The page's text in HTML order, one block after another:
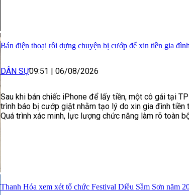
Bán điện thoại rồi dựng chuyện bị cướp để xin tiền gia
DÂN SỰ09:51 06/08/2026
Sau khi bán chiếc iPhone để lấy tiền, một cô gái tại
trình báo bị cướp giật nhằm tạo lý do xin gia đình tiền
Quá trình xác minh, lực lượng chức năng làm rõ toàn
Thanh Hóa xem xét tổ chức Festival Diều Sầm Sơn năm